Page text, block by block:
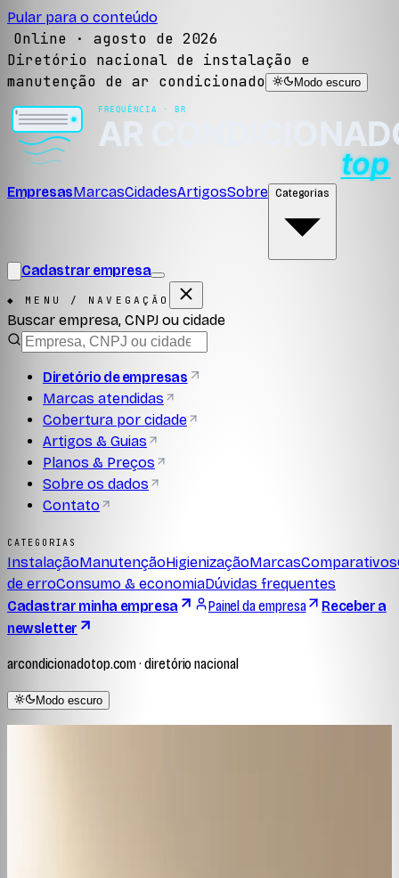
Pular para o conteúdo
Online · agosto de 2026
Diretório nacional de instalação e
manutenção de ar condicionado
Modo escuro
EmpresasMarcasCidadesArtigosSobre Categorias
Cadastrar empresa
◆ MENU / NAVEGAÇÃO
Buscar empresa, CNPJ ou cidade
Diretório de empresas
Marcas atendidas
Cobertura por cidade
Artigos & Guias
Planos & Preços
Sobre os dados
Contato
CATEGORIAS
InstalaçãoManutençãoHigienizaçãoMarcasComparativos
de erroConsumo & economiaDúvidas frequentes
Cadastrar minha empresa
Painel da empresa
Receber a
newsletter
arcondicionadotop.com · diretório nacional
Modo escuro